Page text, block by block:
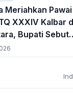
Meriahkan Pawai
XXXIV Kalbar
Bupati Sebut
Umat